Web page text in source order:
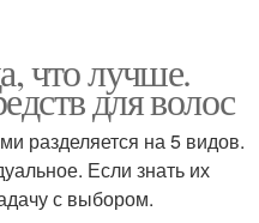
что лучше.
для волос
разделяется на 5 видов.
Если знать их
с выбором.